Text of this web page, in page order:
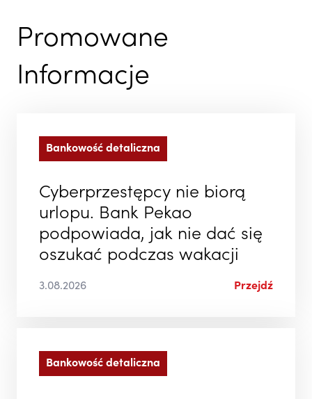
Promowane
Informacje
Bankowość detaliczna
Cyberprzestępcy nie biorą
urlopu. Bank Pekao
podpowiada, jak nie dać się
oszukać podczas wakacji
3.08.2026 Przejdź
Bankowość detaliczna